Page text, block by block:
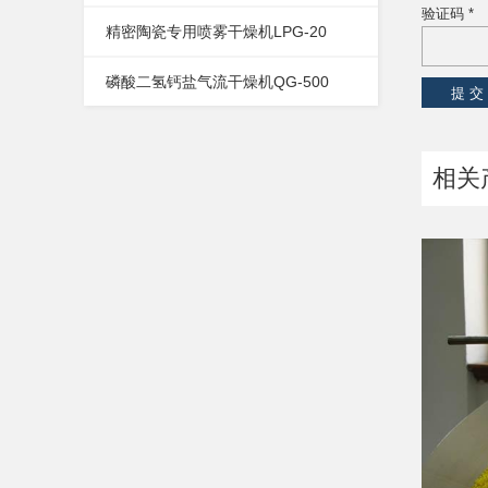
精密陶瓷专用喷雾干燥机LPG-20
磷酸二氢钙盐气流干燥机QG-500
验证码 *
相关